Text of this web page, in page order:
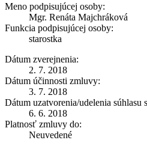
Meno podpisujúcej osoby:
Mgr. Renáta Majchráková
Funkcia podpisujúcej osoby:
starostka
Dátum zverejnenia:
2. 7. 2018
Dátum účinnosti zmluvy:
3. 7. 2018
Dátum uzatvorenia/udelenia súhlasu
6. 6. 2018
Platnosť zmluvy do:
Neuvedené